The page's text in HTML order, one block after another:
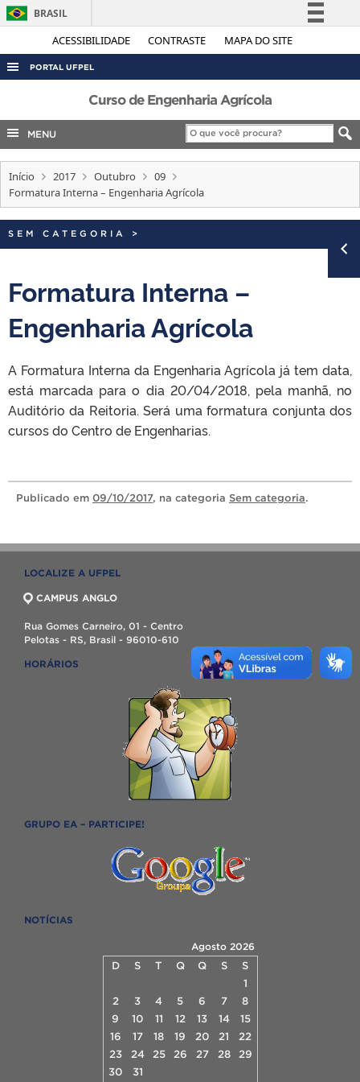
ACESSIBILIDADE CONTRASTE MAPA DO SITE
BRASIL
Simplifique!
Acesso à informação
Legislação
Canais
PORTAL UFPEL
ACESSO À INFORMAÇÃO
AUDITORIA
COBALTO
CONCURSOS
INTERNACIONAL
Curso de Engenharia Agrícola
MENU
Início 2017 Outubro
09
Formatura Interna – Engenharia Agrícola
SEM CATEGORIA >
Formatura Interna –
Engenharia Agrícola
A Formatura Interna da Engenharia Agrícola já tem data,
está marcada para o dia 20/04/2018, pela manhã, no
Auditório da Reitoria. Será uma formatura conjunta dos
cursos do Centro de Engenharias.
Publicado em 09/10/2017, na categoria Sem categoria.
LOCALIZE A UFPEL
CAMPUS ANGLO
Rua Gomes Carneiro, 01 - Centro
Pelotas - RS, Brasil - 96010-610
HORÁRIOS
GRUPO EA – PARTICIPE!
NOTÍCIAS
Agosto 2026
D S T Q Q S
S
1
2
3 4 5 6 7
8
9
10 11 12 13 14
15
16
17 18 19 20 21
22
23
24 25 26 27 28
29
30
31